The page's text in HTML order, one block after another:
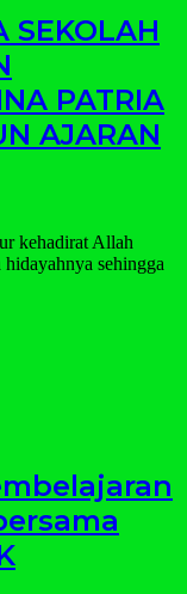
SEKOLAH
PATRIA
AJARAN
kehadirat Allah
sehingga